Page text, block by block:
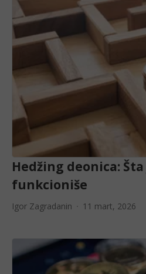
Hedžing deonica:
funkcioniše
Igor Zagradanin 11 mart, 2026